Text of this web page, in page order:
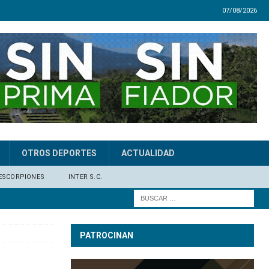
07/08/2026
OTROS DEPORTES ACTUALIDAD
INTER S.C.
PATROCINAN